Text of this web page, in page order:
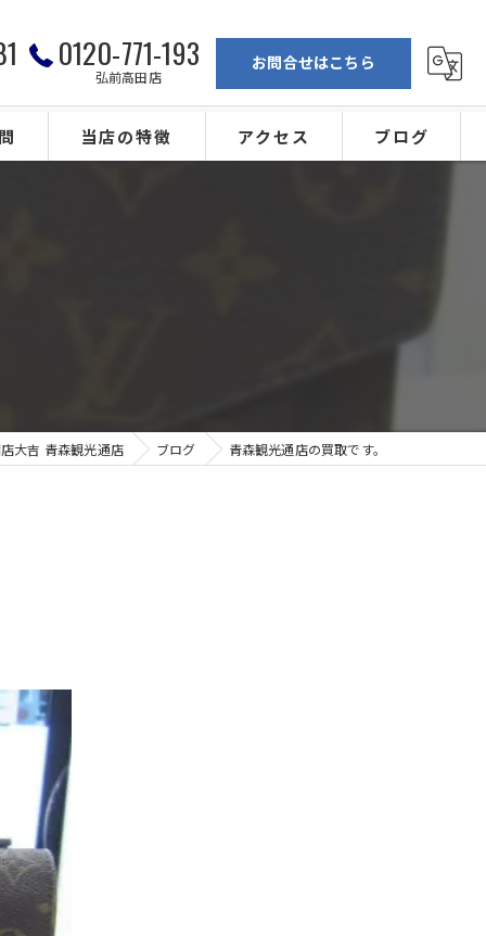
0120-771-193
弘前高田店
お問合せはこちら
当店の特徴 アクセス ブログ
大吉 青森観光通店 ブログ 青森観光通店の買取です。